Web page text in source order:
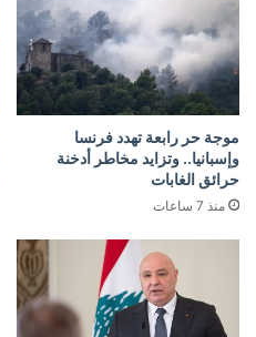
موجة حر رابعة تهدد فرنسا
وإسبانيا.. وتزايد مخاطر أدخنة
حرائق الغابات
منذ 7 ساعات